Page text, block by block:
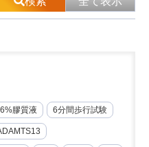
6%膠質液 6分間歩行試験